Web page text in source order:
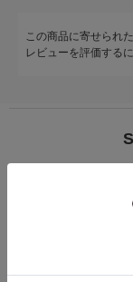
この商品に寄せられ
レビューを評価する